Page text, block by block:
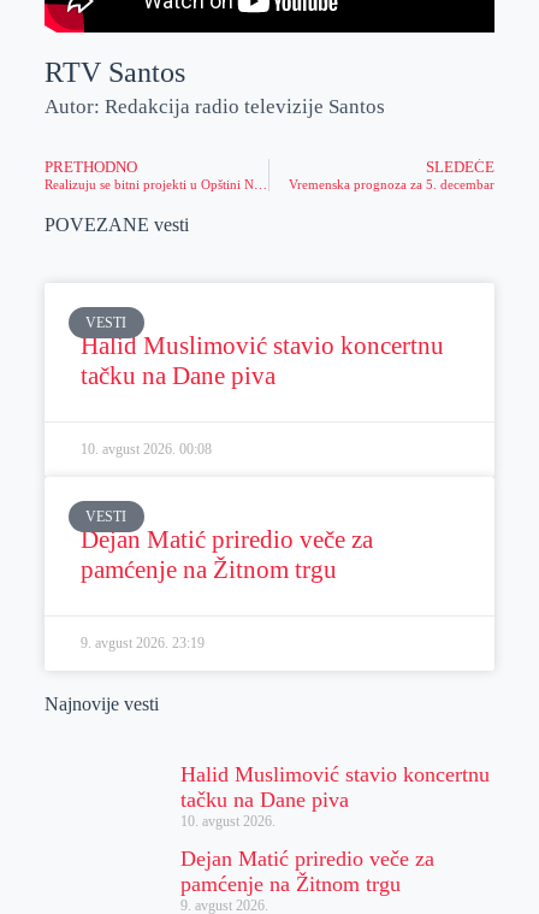
RTV Santos
Autor: Redakcija radio televizije Santos
PRETHODNO
Realizuju se bitni projekti u Opštini Nova Crnja
SLEDEĆE
Vremenska prognoza za 5. decembar
POVEZANE vesti
VESTI
Halid Muslimović stavio koncertnu
tačku na Dane piva
10. avgust 2026. 00:08
VESTI
Dejan Matić priredio veče za
pamćenje na Žitnom trgu
9. avgust 2026. 23:19
Najnovije vesti
Halid Muslimović stavio koncertnu
tačku na Dane piva
10. avgust 2026.
Dejan Matić priredio veče za
pamćenje na Žitnom trgu
9. avgust 2026.